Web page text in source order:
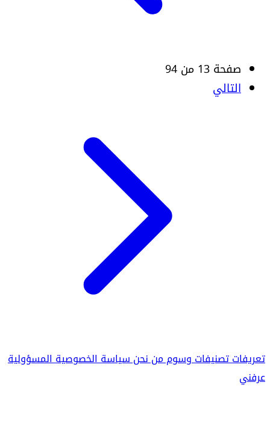
صفحة 13 من 94
التالي
تعريفاتتصنيفاتوسوممن نحنسياسة الخصوصيةالمسؤولية
عرفني